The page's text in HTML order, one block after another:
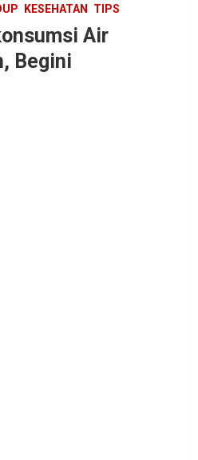
KESEHATAN TIPS
Air
Begini